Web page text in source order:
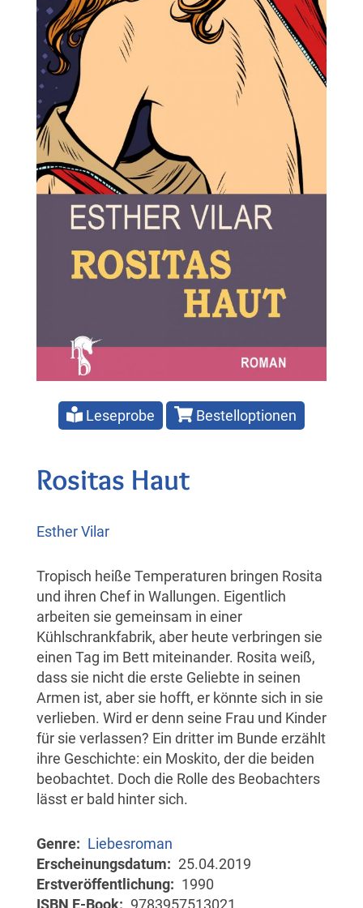
Leseprobe Bestelloptionen
Rositas Haut
Esther Vilar
Tropisch heiße Temperaturen bringen Rosita
und ihren Chef in Wallungen. Eigentlich
arbeiten sie gemeinsam in einer
Kühlschrankfabrik, aber heute verbringen sie
einen Tag im Bett miteinander. Rosita weiß,
dass sie nicht die erste Geliebte in seinen
Armen ist, aber sie hofft, er könnte sich in sie
verlieben. Wird er denn seine Frau und Kinder
für sie verlassen? Ein dritter im Bunde erzählt
ihre Geschichte: ein Moskito, der die beiden
beobachtet. Doch die Rolle des Beobachters
lässt er bald hinter sich.
Genre
Liebesroman
Erscheinungsdatum
25.04.2019
Erstveröffentlichung
1990
ISBN E-Book
9783957513021